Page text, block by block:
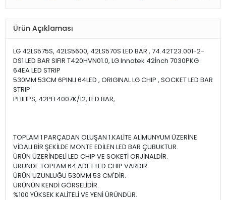
Ürün Açıklaması
LG 42LS575S, 42LS5600, 42LS570S LED BAR , 74.42T23.001-2-
DS1 LED BAR SIFIR T420HVN01.0, LG Innotek 42İnch 7030PKG
64EA LED STRIP
530MM 53CM 6PINLI 64LED , ORIGINAL LG CHIP , SOCKET LED BAR
STRIP
PHILIPS, 42PFL4007K/12, LED BAR,
TOPLAM 1 PARÇADAN OLUŞAN 1.KALİTE ALİMUNYUM ÜZERİNE
VİDALI BİR ŞEKİLDE MONTE EDİLEN LED BAR ÇUBUKTUR.
ÜRÜN ÜZERİNDELİ LED CHIP VE SOKETİ ORJİNALDİR.
ÜRÜNDE TOPLAM 64 ADET LED CHIP VARDIR.
ÜRÜN UZUNLUĞU 530MM 53 CM'DİR.
ÜRÜNÜN KENDİ GÖRSELİDİR.
%100 YÜKSEK KALİTELİ VE YENİ ÜRÜNDÜR.